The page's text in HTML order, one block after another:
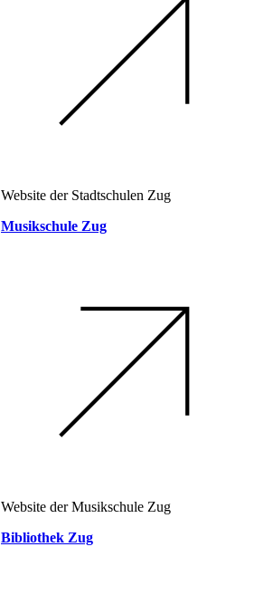
Website der Stadtschulen Zug
Musikschule Zug
Website der Musikschule Zug
Bibliothek Zug